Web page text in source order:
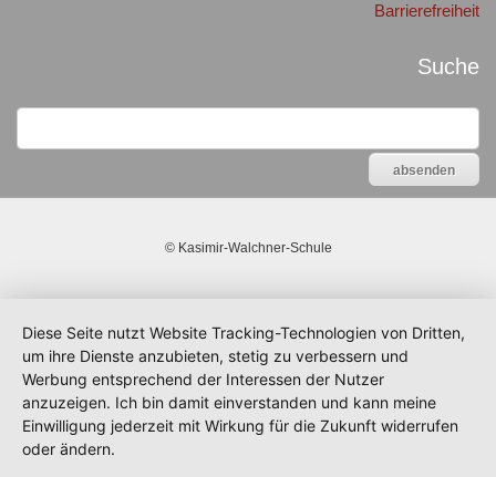
Barrierefreiheit
Suche
©Kasimir-Walchner-Schule
Diese Seite nutzt Website Tracking-Technologien von Dritten,
um ihre Dienste anzubieten, stetig zu verbessern und
Werbung entsprechend der Interessen der Nutzer
anzuzeigen. Ich bin damit einverstanden und kann meine
Einwilligung jederzeit mit Wirkung für die Zukunft widerrufen
oder ändern.